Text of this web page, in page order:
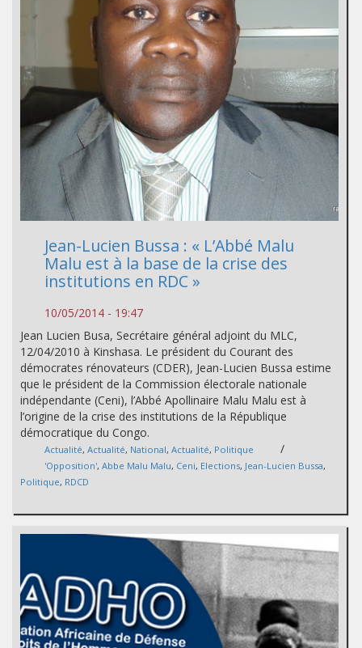
Jean-Lucien Bussa : « L’Abbé Malu
Malu est à la base de la crise des
institutions en RDC »
10/05/2014 - 19:47
Jean Lucien Busa, Secrétaire général adjoint du MLC,
12/04/2010 à Kinshasa. Le président du Courant des
démocrates rénovateurs (CDER), Jean-Lucien Bussa estime
que le président de la Commission électorale nationale
indépendante (Ceni), l’Abbé Apollinaire Malu Malu est à
l’origine de la crise des institutions de la République
démocratique du Congo.
Actualité, Actualité, National, Actualité, Politique /
'Opposition', Abbe Malu Malu, Ceni, Elections, Jean-Lucien Bussa,
Politique, RDCD